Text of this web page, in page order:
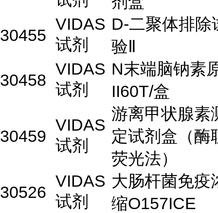
30455
VIDAS
试剂
D-二聚体排除
验Ⅱ
30458
VIDAS
试剂
N末端脑钠素
II60T/盒
30459
VIDAS
试剂
游离甲状腺素
定试剂盒（酶
荧光法）
30526
VIDAS
试剂
大肠杆菌免疫
缩O157ICE